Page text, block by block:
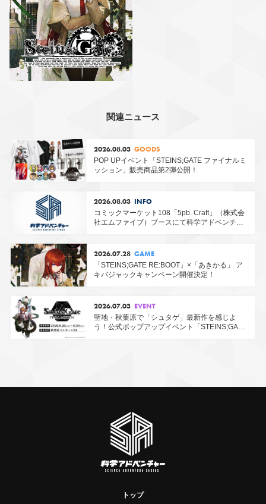
関連ニュース
2026.08.03 GOODS
POP UPイベント「STEINS;GATE ファイナルミ
ッション」販売商品第2弾公開！
2026.08.03 INFO
コミックマーケット108「5pb. Craft」（株式会
社エムファイブ）ブースにて科学アドベンチャ
2026.07.28 GAME
「STEINS;GATE RE:BOOT」×「あきかる」 ア
キバジャックキャンペーン開催決定！
2026.07.03 EVENT
聖地・秋葉原で「シュタゲ」最新作を感じよ
う！公式ポップアップイベント「STEINS;GATE
トップ